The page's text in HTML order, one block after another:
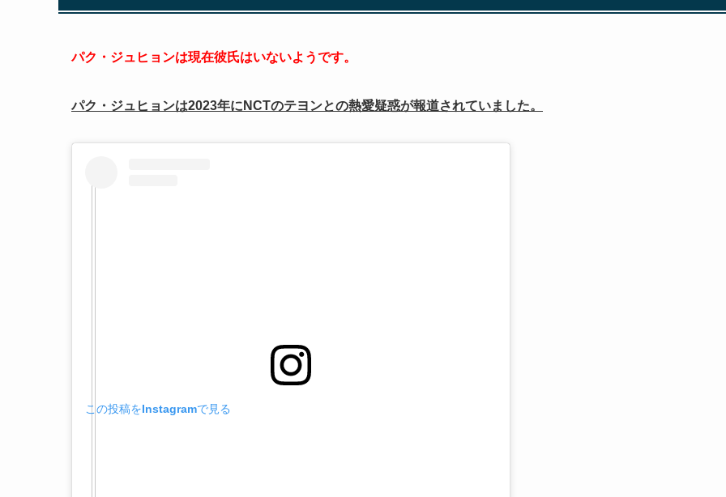
パク・ジュヒョンは現在彼氏はいないようです。
パク・ジュヒョンは2023年にNCTのテヨンとの熱愛疑惑が報道されていました。
この投稿をInstagramで見る